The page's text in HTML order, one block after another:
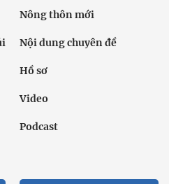
Nông thôn mới
Nội dung chuyên đề
Hồ sơ
Video
Podcast